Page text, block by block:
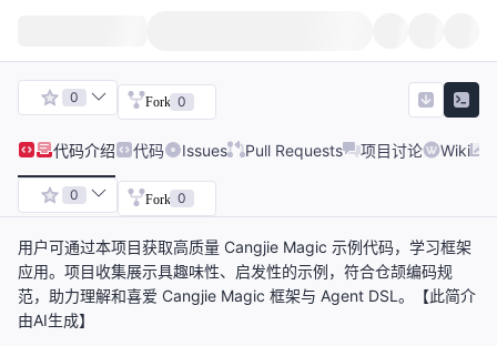
0 Fork 0
代码介绍 代码 Issues Pull Requests 项目讨论 Wiki
0 Fork 0
用户可通过本项目获取高质量 Cangjie Magic 示例代码，学习框架
应用。项目收集展示具趣味性、启发性的示例，符合仓颉编码规
范，助力理解和喜爱 Cangjie Magic 框架与 Agent DSL。【此简介
由AI生成】